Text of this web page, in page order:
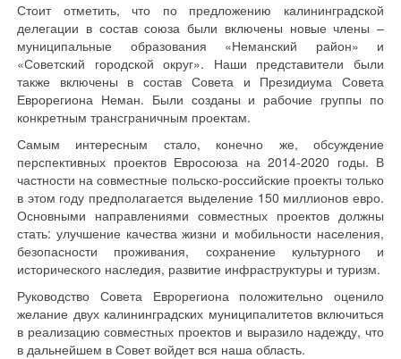
Стоит отметить, что по предложению калининградской
делегации в состав союза были включены новые члены –
муниципальные образования «Неманский район» и
«Советский городской округ». Наши представители были
также включены в состав Совета и Президиума Совета
Еврорегиона Неман. Были созданы и рабочие группы по
конкретным трансграничным проектам.
Самым интересным стало, конечно же, обсуждение
перспективных проектов Евросоюза на 2014-2020 годы. В
частности на совместные польско-российские проекты только
в этом году предполагается выделение 150 миллионов евро.
Основными направлениями совместных проектов должны
стать: улучшение качества жизни и мобильности населения,
безопасности проживания, сохранение культурного и
исторического наследия, развитие инфраструктуры и туризм.
Руководство Совета Еврорегиона положительно оценило
желание двух калининградских муниципалитетов включиться
в реализацию совместных проектов и выразило надежду, что
в дальнейшем в Совет войдет вся наша область.